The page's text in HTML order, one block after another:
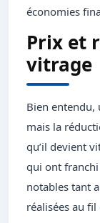
économies
Prix et
vitrage
Bien entendu,
mais la
qu’il devient
qui ont
notables tant
réalisées au fil